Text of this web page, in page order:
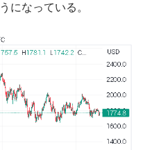
になっている。